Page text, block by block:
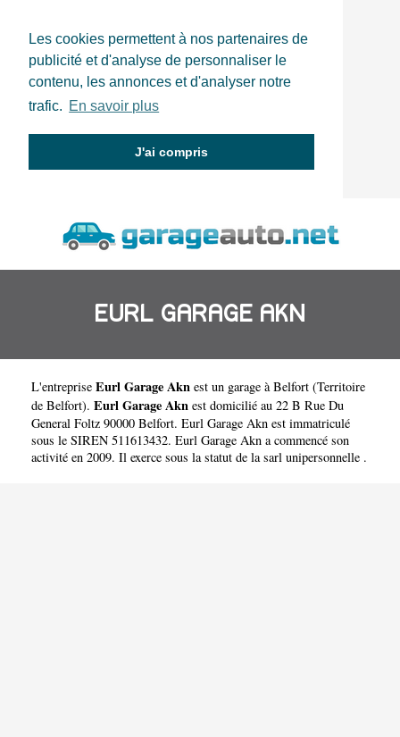
Les cookies permettent à nos partenaires de
publicité et d'analyse de personnaliser le
contenu, les annonces et d'analyser notre
trafic. En savoir plus
J'ai compris
EURL GARAGE AKN
L'entreprise Eurl Garage Akn est un garage à Belfort (Territoire
de Belfort). Eurl Garage Akn est domicilié au 22 B Rue Du
General Foltz 90000 Belfort. Eurl Garage Akn est immatriculé
sous le SIREN 511613432. Eurl Garage Akn a commencé son
activité en 2009. Il exerce sous la statut de la sarl unipersonnelle .